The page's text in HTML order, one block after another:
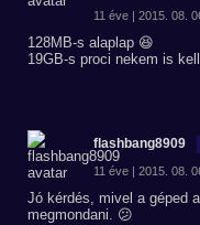
11 éve | 2015. 08.
128MB-s alaplap 😆
19GB-s proci nekem is
flashbang8909
11 éve | 2015. 08.
Jó kérdés, mivel a géped
megmondani. 😕